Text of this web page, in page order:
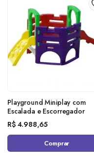
Playground Miniplay com
Escalada e Escorregador
R$4.988,65
Comprar